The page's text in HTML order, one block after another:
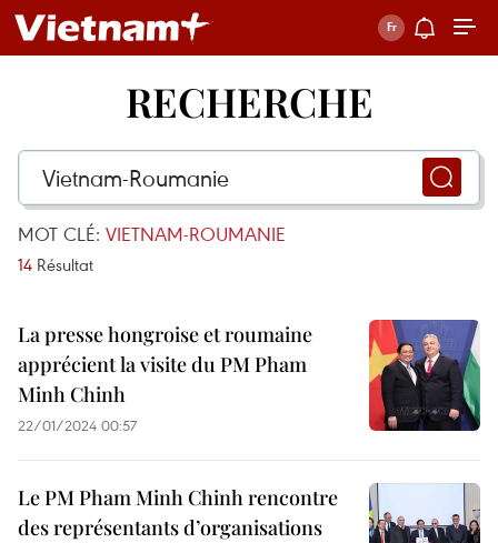
RECHERCHE
MOT CLÉ: VIETNAM-ROUMANIE
14 Résultat
La presse hongroise et roumaine
apprécient la visite du PM Pham
Minh Chinh
22/01/2024 00:57
Le PM Pham Minh Chinh rencontre
des représentants d’organisations